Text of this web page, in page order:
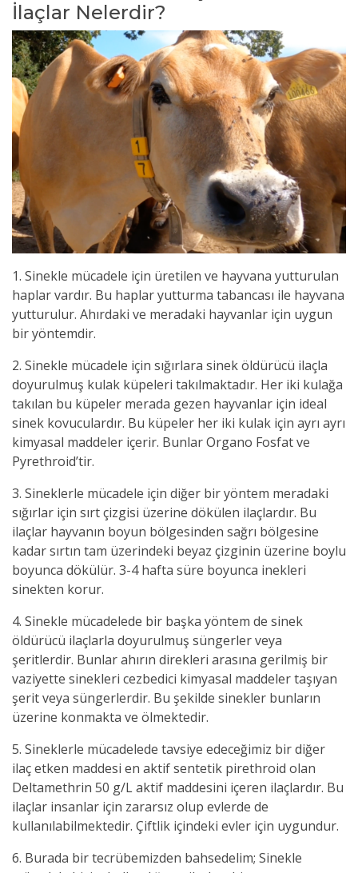
İlaçlar Nelerdir?
1. Sinekle mücadele için üretilen ve hayvana yutturulan
haplar vardır. Bu haplar yutturma tabancası ile hayvana
yutturulur. Ahırdaki ve meradaki hayvanlar için uygun
bir yöntemdir.
2. Sinekle mücadele için sığırlara sinek öldürücü ilaçla
doyurulmuş kulak küpeleri takılmaktadır. Her iki kulağa
takılan bu küpeler merada gezen hayvanlar için ideal
sinek kovuculardır. Bu küpeler her iki kulak için ayrı ayrı
kimyasal maddeler içerir. Bunlar Organo Fosfat ve
Pyrethroid’tir.
3. Sineklerle mücadele için diğer bir yöntem meradaki
sığırlar için sırt çizgisi üzerine dökülen ilaçlardır. Bu
ilaçlar hayvanın boyun bölgesinden sağrı bölgesine
kadar sırtın tam üzerindeki beyaz çizginin üzerine boylu
boyunca dökülür. 3-4 hafta süre boyunca inekleri
sinekten korur.
4. Sinekle mücadelede bir başka yöntem de sinek
öldürücü ilaçlarla doyurulmuş süngerler veya
şeritlerdir. Bunlar ahırın direkleri arasına gerilmiş bir
vaziyette sinekleri cezbedici kimyasal maddeler taşıyan
şerit veya süngerlerdir. Bu şekilde sinekler bunların
üzerine konmakta ve ölmektedir.
5. Sineklerle mücadelede tavsiye edeceğimiz bir diğer
ilaç etken maddesi en aktif sentetik pirethroid olan
Deltamethrin 50 g/L aktif maddesini içeren ilaçlardır. Bu
ilaçlar insanlar için zararsız olup evlerde de
kullanılabilmektedir. Çiftlik içindeki evler için uygundur.
6. Burada bir tecrübemizden bahsedelim; Sinekle